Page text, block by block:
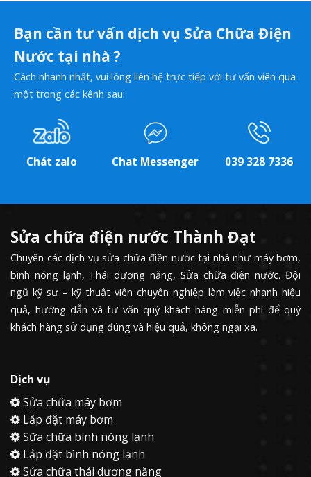
Bạn cần tư vấn dịch vụ Sửa Chữa Điện
Nước tại nhà ?
Cách nhanh nhất, vui lòng liên hệ trực tiếp với tư vấn viên qua
một trong các kênh sau:
Chát zalo Chat Messenger 039 328 7336
Sửa chữa điện nước Thành Đạt
Chuyên các dịch vụ sửa chữa điện nước tại nhà như máy bơm,
bình nóng lạnh, Thái dương năng, Sửa chữa điện nước. Đội
ngũ kỹ sư – kỹ thuật viên chuyên nghiệp làm việc nhanh hiệu
quả, hướng dẫn và tư vấn quý khách hàng miễn phí để quý
khách hàng sử dụng đúng và hiệu quả, không ngại xa.
Dịch vụ
Sửa chữa máy bơm
Lắp đặt máy bơm
Sữa chữa bình nóng lạnh
Lắp đặt bình nóng lạnh
Sửa chữa thái dương năng